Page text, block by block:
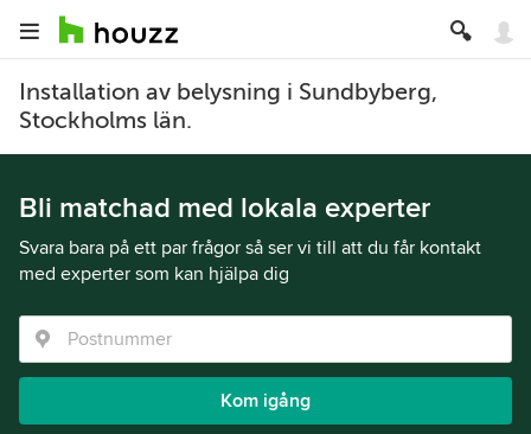
Installation av belysning i Sundbyberg,
Stockholms län.
Bli matchad med lokala experter
Svara bara på ett par frågor så ser vi till att du får kontakt
med experter som kan hjälpa dig
Kom igång